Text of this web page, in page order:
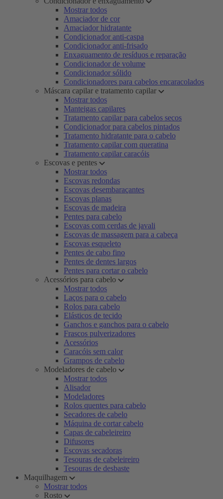
Mostrar todos
Amaciador de cor
Amaciador hidratante
Condicionador anti-caspa
Condicionador anti-frisado
Enxaguamento de resíduos e reparação
Condicionador de volume
Condicionador sólido
Condicionadores para cabelos encaracolados
Máscara capilar e tratamento capilar
Mostrar todos
Manteigas capilares
Tratamento capilar para cabelos secos
Condicionador para cabelos pintados
Tratamento hidratante para o cabelo
Tratamento capilar com queratina
Tratamento capilar caracóis
Escovas e pentes
Mostrar todos
Escovas redondas
Escovas desembaraçantes
Escovas planas
Escovas de madeira
Pentes para cabelo
Escovas com cerdas de javali
Escovas de massagem para a cabeça
Escovas esqueleto
Pentes de cabo fino
Pentes de dentes largos
Pentes para cortar o cabelo
Acessórios para cabelo
Mostrar todos
Laços para o cabelo
Rolos para cabelo
Elásticos de tecido
Ganchos e ganchos para o cabelo
Frascos pulverizadores
Acessórios
Caracóis sem calor
Grampos de cabelo
Modeladores de cabelo
Mostrar todos
Alisador
Modeladores
Rolos quentes para cabelo
Secadores de cabelo
Máquina de cortar cabelo
Capas de cabeleireiro
Difusores
Escovas secadoras
Tesouras de cabeleireiro
Tesouras de desbaste
Maquilhagem
Mostrar todos
Rosto